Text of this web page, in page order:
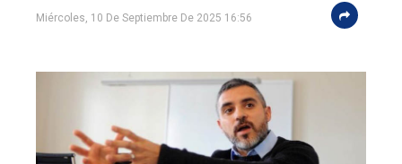
Miércoles, 10 De Septiembre De 2025 16:56